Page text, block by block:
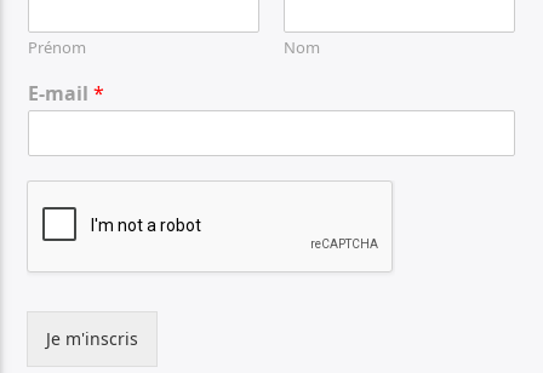
Prénom Nom
E-mail*
Je m'inscris